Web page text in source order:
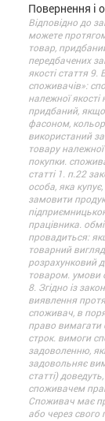
Повернення і
Відповідно до
можете
товар,
передбачених
якості стаття 9.
споживачів»:
належної якості
придбаний,
фасоном,
використаний
товару
покупки.
статті 1. п.22
особа, яка
замовити
працівника.
провадиться:
товарний
розрахунковий
товаром. умови
8. Згідно із
виявлення
споживач, в
право вимагати
строк. вимоги
задоволенню,
задовольняє
статті)
споживачем
Споживач має
або через свого